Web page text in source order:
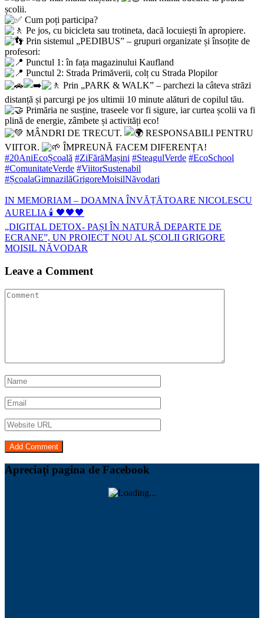
școlii.
Cum poți participa?
Pe jos, cu bicicleta sau trotineta, dacă locuiești în apropiere.
Prin sistemul „PEDIBUS” – grupuri organizate și însoțite de
profesori:
Punctul 1: în fața magazinului Kaufland
Punctul 2: Strada Primăverii, colț cu Strada Plopilor
Prin „PARK & WALK” – parchezi la câteva străzi
distanță și parcurgi pe jos ultimii 10 minute alături de copilul tău.
Primăria ne susține, traseele vor fi sigure, iar curtea școlii va fi
plină de energie, zâmbete și activități eco!
MÂNDRI DE TRECUT.
RESPONSABILI PENTRU
VIITOR.
ÎMPREUNĂ FACEM DIFERENȚA!
#20AniEcoȘcoală #ZiFărăMașini #SteagulVerde #EcoSchool
#ComunitateVerde #ViitorSustenabil
#ȘcoalaGimnazilăGrigoreMoisilNăvodari
Navigare
în
articole
IN MEMORIAM – DOAMNA ÎNVĂȚĂTOARE NICOLESCU
AURELIA 🕯️ 🖤🖤🖤
„DIGITAL DETOX- PAȘI ÎN NATURĂ DEPARTE DE
ECRANE”, UN PROIECT NOU AL ȘCOLII GRIGORE
MOISIL NĂVODAR
Leave a Comment
Apreciați pagina de Facebook